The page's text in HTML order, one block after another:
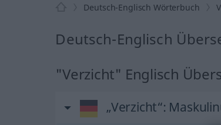
Deutsch-Englisch Wörterbuch
Deutsch-Englisch
"Verzicht" Englisch
„Verzicht“: